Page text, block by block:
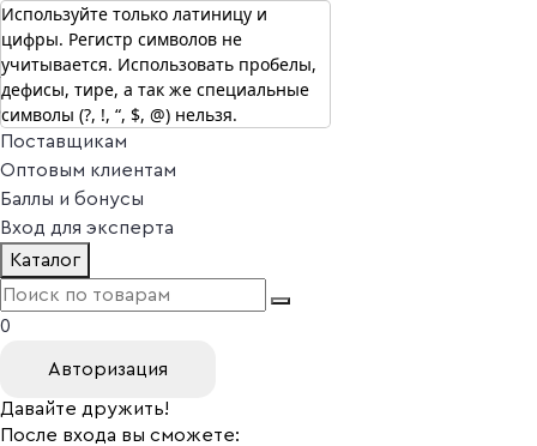
г. Москва
Vitual Peptide +7 (800) 101-13-25
Специалистам
Поставщикам
Оптовым клиентам
Баллы и бонусы
Вход для эксперта
Каталог
0
Авторизация
Давайте дружить!
После входа вы сможете:
Используйте только латиницу и
цифры. Регистр символов не
учитывается. Использовать пробелы,
дефисы, тире, а так же специальные
символы (?, !, “, $, @) нельзя.